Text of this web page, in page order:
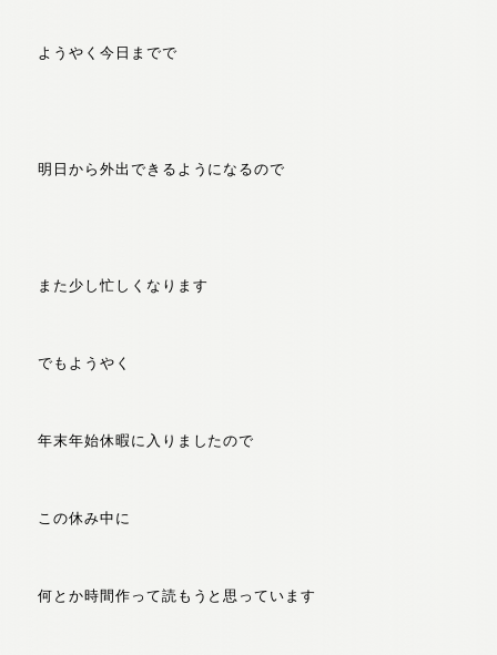
ようやく今日までで
明日から外出できるようになるので
また少し忙しくなります
でもようやく
年末年始休暇に入りましたので
この休み中に
何とか時間作って読もうと思っています